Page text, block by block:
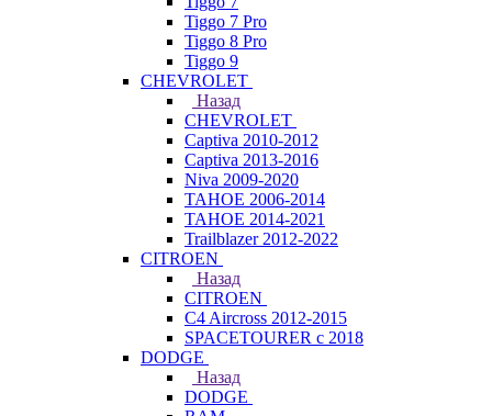
Tiggo 7 Pro
Tiggo 8 Pro
Tiggo 9
CHEVROLET
Назад
CHEVROLET
Captiva 2010-2012
Captiva 2013-2016
Niva 2009-2020
TAHOE 2006-2014
TAHOE 2014-2021
Trailblazer 2012-2022
CITROEN
Назад
CITROEN
C4 Aircross 2012-2015
SPACETOURER с 2018
DODGE
Назад
DODGE